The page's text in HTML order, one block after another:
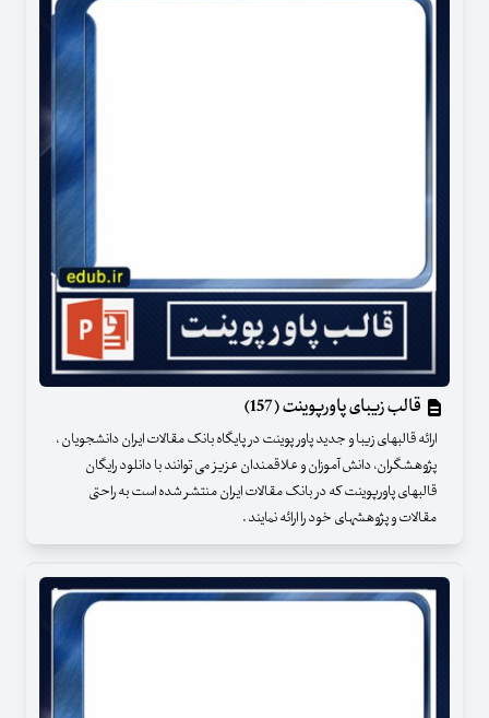
قالب زیبای پاورپوینت (157)
ارائه قالبهای زیبا و جدید پاور پوینت در پایگاه بانک مقالات ایران دانشجویان ،
پژوهشگران، دانش آموزان و علاقمندان عزیز می توانند با دانلود رایگان
قالبهای پاورپوینت که در بانک مقالات ایران منتشر شده است به راحتی
مقالات و پژوهشهای خود را ارائه نمایند .